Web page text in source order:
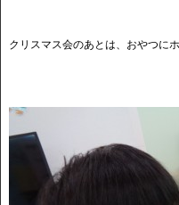
クリスマス会のあとは、おやつに